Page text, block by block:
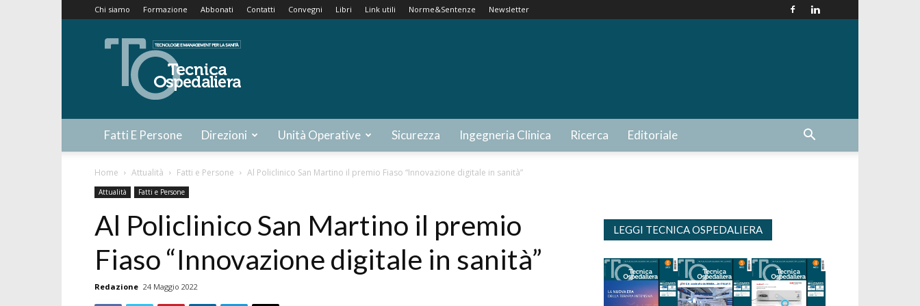
Chi siamo Formazione Abbonati Contatti Convegni Libri Link utili Norme&Sentenze Newsletter
Tecnica
Ospedaliera
Fatti E Persone Direzioni Unità Operative Sicurezza Ingegneria Clinica Ricerca Editoriale
Home Attualità Fatti e Persone Al Policlinico San Martino il premio Fiaso “Innovazione digitale in sanità”
Attualità Fatti e Persone
Al Policlinico San Martino il premio
Fiaso “Innovazione digitale in sanità”
Redazione 24 Maggio 2022
LEGGI TECNICA OSPEDALIERA